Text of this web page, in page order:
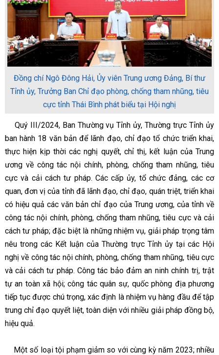
Đồng chí Ngô Đông Hải, Ủy viên Trung ương Đảng, Bí thư
Tỉnh ủy, Trưởng Ban Chỉ đạo phòng, chống tham nhũng, tiêu
cực tỉnh Thái Bình phát biểu tại Hội nghị
Quý III/2024, Ban Thường vụ Tỉnh ủy, Thường trực Tỉnh ủy
ban hành 18 văn bản để lãnh đạo, chỉ đạo tổ chức triển khai,
thực hiện kịp thời các nghị quyết, chỉ thị, kết luận của Trung
ương về công tác nội chính, phòng, chống tham nhũng, tiêu
cực và cải cách tư pháp. Các cấp ủy, tổ chức đảng, các cơ
quan, đơn vị của tỉnh đã lãnh đạo, chỉ đạo, quán triệt, triển khai
có hiệu quả các văn bản chỉ đạo của Trung ương, của tỉnh về
công tác nội chính, phòng, chống tham nhũng, tiêu cực và cải
cách tư pháp; đặc biệt là những nhiệm vụ, giải pháp trọng tâm
nêu trong các Kết luận của Thường trực Tỉnh ủy tại các Hội
nghị về công tác nội chính, phòng, chống tham nhũng, tiêu cực
và cải cách tư pháp. Công tác bảo đảm an ninh chính trị, trật
tự an toàn xã hội; công tác quân sự, quốc phòng địa phương
tiếp tục được chú trọng, xác định là nhiệm vụ hàng đầu để tập
trung chỉ đạo quyết liệt, toàn diện với nhiều giải pháp đồng bộ,
hiệu quả.
Một số loại tội phạm giảm so với cùng kỳ năm 2023; nhiều